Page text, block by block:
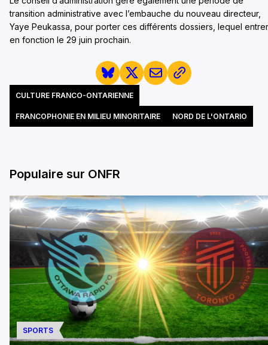
transition administrative avec l’embauche du nouveau directeur,
Yaye Peukassa, pour porter ces différents dossiers, lequel
en fonction le 29 juin prochain.
CULTURE FRANCO-ONTARIENNE
FRANCOPHONIE EN MILIEU MINORITAIRE NORD DE L'ONTARIO
Populaire sur ONFR
SPORTS